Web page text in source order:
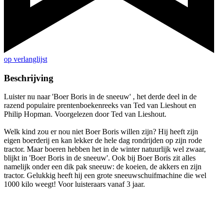
op verlanglijst
Beschrijving
Luister nu naar 'Boer Boris in de sneeuw' , het derde deel in de
razend populaire prentenboekenreeks van Ted van Lieshout en
Philip Hopman. Voorgelezen door Ted van Lieshout.
Welk kind zou er nou niet Boer Boris willen zijn? Hij heeft zijn
eigen boerderij en kan lekker de hele dag rondrijden op zijn rode
tractor. Maar boeren hebben het in de winter natuurlijk wel zwaar,
blijkt in 'Boer Boris in de sneeuw'. Ook bij Boer Boris zit alles
namelijk onder een dik pak sneeuw: de koeien, de akkers en zijn
tractor. Gelukkig heeft hij een grote sneeuwschuifmachine die wel
1000 kilo weegt! Voor luisteraars vanaf 3 jaar.